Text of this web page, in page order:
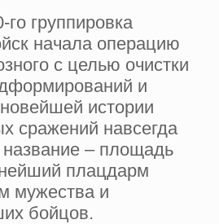
группировка
начала операцию
с целью очистки
и
истории
сражений навсегда
название – площадь
плацдарм
мужества и
бойцов.